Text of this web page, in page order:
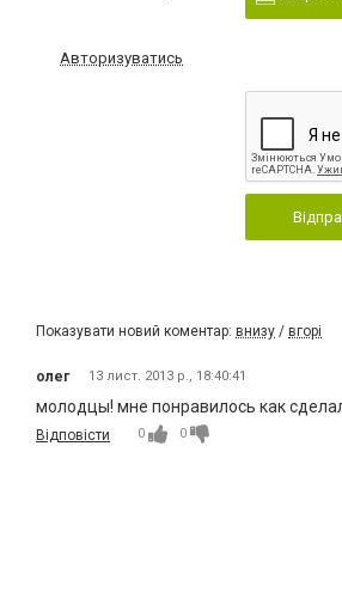
Авторизуватись
Показувати новий коментар: внизу / вгорі
олег 13 лист. 2013 р., 18:40:41
молодцы! мне понравилось как
Відповісти 0 0